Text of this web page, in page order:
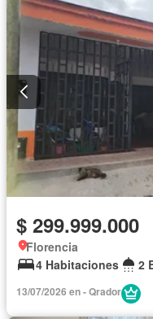
$ 299.999.000
Florencia
4 Habitaciones
2
13/07/2026 en - Qrador